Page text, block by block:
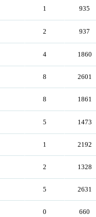
1 935
2 937
4 1860
8 2601
8 1861
5 1473
1 2192
2 1328
5 2631
0 660